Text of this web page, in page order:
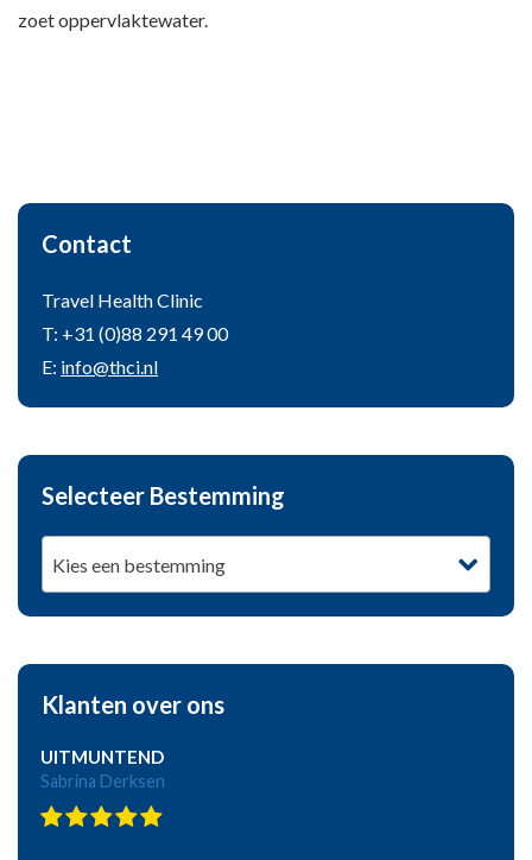
zoet oppervlaktewater.
Contact
Travel Health Clinic
T: +31 (0)88 291 49 00
E: info@thci.nl
Selecteer Bestemming
Kies een bestemming
Klanten over ons
UITMUNTEND
Sabrina Derksen